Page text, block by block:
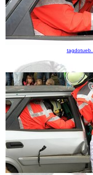
tagdotueb...